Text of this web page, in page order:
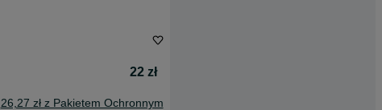
22 zł
26,27 zł z Pakietem Ochronnym